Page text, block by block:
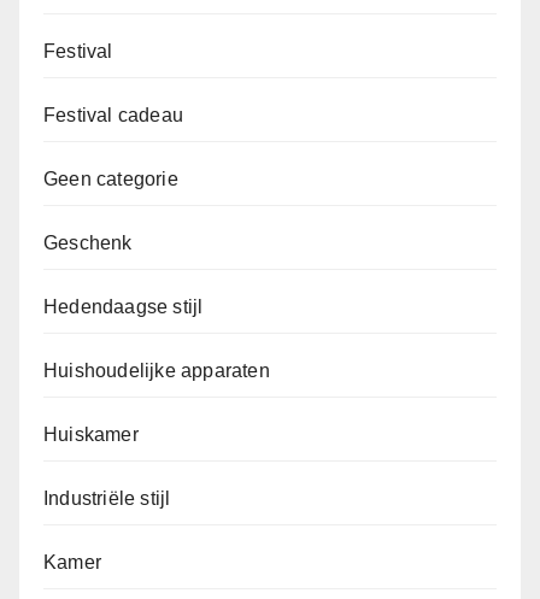
Festival
Festival cadeau
Geen categorie
Geschenk
Hedendaagse stijl
Huishoudelijke apparaten
Huiskamer
Industriële stijl
Kamer